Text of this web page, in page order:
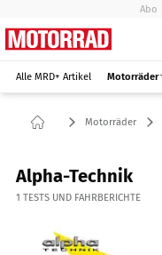
Abo
Alle MRD+ Artikel Motorräder
Motorräder
Alpha-Technik
1 TESTS UND FAHRBERICHTE